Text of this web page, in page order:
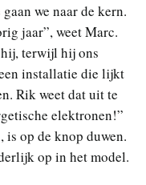
we naar de kern.
jaar”, weet Marc.
terwijl hij ons
installatie die lijkt
Rik weet dat uit te
elektronen!”
is op de knop duwen.
op in het model.